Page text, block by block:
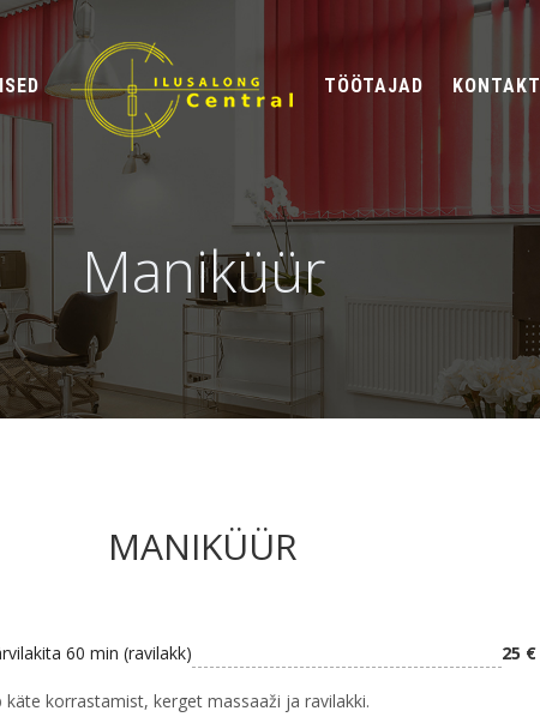
TÖÖTAJAD KONTAKT
Maniküür
MANIKÜÜR
60 min (ravilakk) 25 €
käte korrastamist, kerget massaaži ja ravilakki.